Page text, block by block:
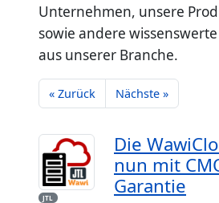
Unternehmen, unsere
sowie andere
aus unserer Branche.
« Zurück Nächste »
JTL
Die
nun mit
Garantie